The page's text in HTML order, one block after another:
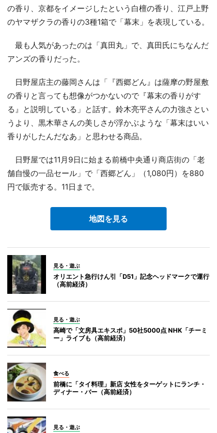
の香り、京都をイメージしたという白檀の香り、江戸上野
のヤマザクラの香りの3種1箱で「幕末」を表現している。
最も人気があったのは「真田丸」で、真田氏にちなんだ
アンズの香りだった。
日野屋店主の藤岡さんは「『西郷どん』は薩摩の野屋敷
の香りと言っても想像がつかないので『幕末の香りがす
る』と説明している」と話す。鈴木亮平さんの力強さとい
うより、黒木華さんの美しさが浮かぶような「幕末はいい
香りがしたんだなあ」と思わせる商品。
日野屋では11月9日に始まる前橋中央通り商店街の「老
舗自慢の一品セール」で「西郷どん」（1,080円）を880
円で販売する。11日まで。
地図を見る
見る・遊ぶ
オリエント急行けん引「D51」記念ヘッドマークで運行
（高前経済）
見る・遊ぶ
高崎で「文房具エキスポ」50社5000点 NHK「チーミ
ー」ライブも（高前経済）
食べる
前橋に「タイ料理」新店 女性をターゲットにランチ・
ディナー・バー（高前経済）
見る・遊ぶ